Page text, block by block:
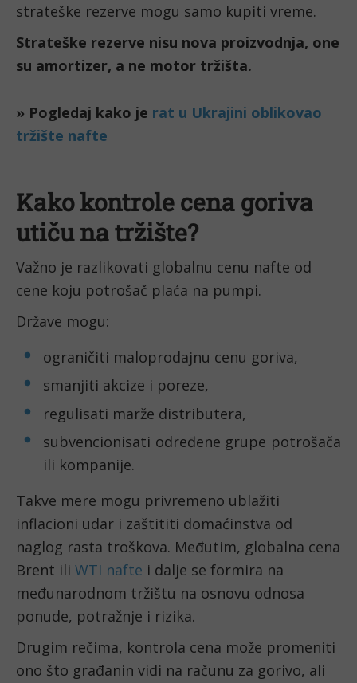
strateške rezerve mogu samo kupiti vreme.
Strateške rezerve nisu nova proizvodnja, one
su amortizer, a ne motor tržišta.
Kako kontrole cena goriva
utiču na tržište?
Važno je razlikovati globalnu cenu nafte od
cene koju potrošač plaća na pumpi.
Države mogu:
ograničiti maloprodajnu cenu goriva,
smanjiti akcize i poreze,
regulisati marže distributera,
subvencionisati određene grupe potrošača
ili kompanije.
Takve mere mogu privremeno ublažiti
inflacioni udar i zaštititi domaćinstva od
naglog rasta troškova. Međutim, globalna cena
Brent ili WTI nafte i dalje se formira na
međunarodnom tržištu na osnovu odnosa
ponude, potražnje i rizika.
Drugim rečima, kontrola cena može promeniti
ono što građanin vidi na računu za gorivo, ali